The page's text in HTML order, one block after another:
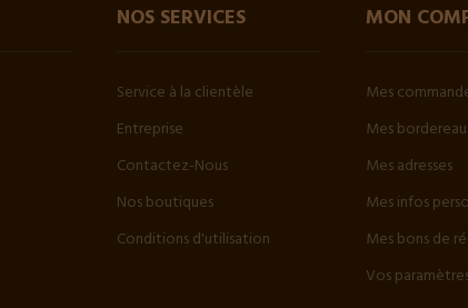
NOS SERVICES
Service à la clientèle
Entreprise
Contactez-Nous
Nos boutiques
Conditions d'utilisation
MON
Mes
Mes
Mes adresses
Mes infos
Mes bons de
Vos